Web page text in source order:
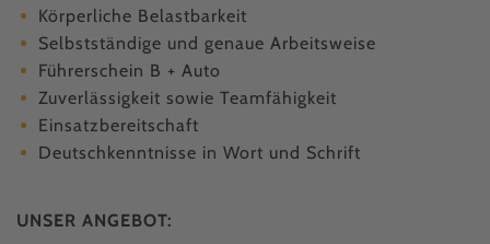
Körperliche Belastbarkeit
Selbstständige und genaue Arbeitsweise
Führerschein B + Auto
Zuverlässigkeit sowie Teamfähigkeit
Einsatzbereitschaft
Deutschkenntnisse in Wort und Schrift
UNSER ANGEBOT: